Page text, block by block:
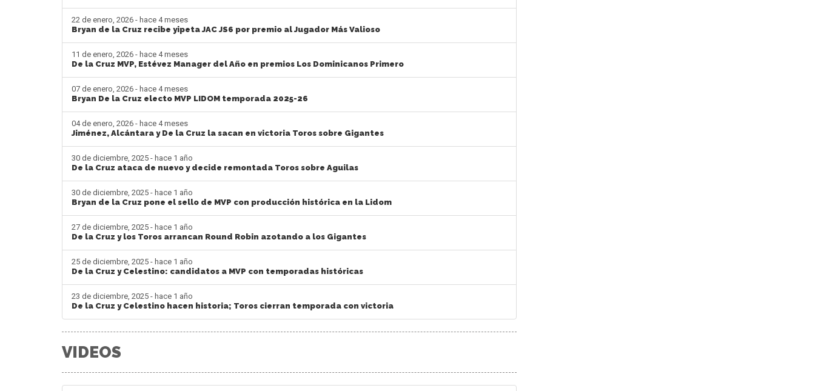
22 de enero, 2026 - hace 4 meses
Bryan de la Cruz recibe yipeta JAC JS6 por premio al Jugador Más Valioso
11 de enero, 2026 - hace 4 meses
De la Cruz MVP, Estévez Manager del Año en premios Los Dominicanos Primero
07 de enero, 2026 - hace 4 meses
Bryan De la Cruz electo MVP LIDOM temporada 2025-26
04 de enero, 2026 - hace 4 meses
Jiménez, Alcántara y De la Cruz la sacan en victoria Toros sobre Gigantes
30 de diciembre, 2025 - hace 1 año
De la Cruz ataca de nuevo y decide remontada Toros sobre Aguilas
30 de diciembre, 2025 - hace 1 año
Bryan de la Cruz pone el sello de MVP con producción histórica en la Lidom
27 de diciembre, 2025 - hace 1 año
De la Cruz y los Toros arrancan Round Robin azotando a los Gigantes
25 de diciembre, 2025 - hace 1 año
De la Cruz y Celestino: candidatos a MVP con temporadas históricas
23 de diciembre, 2025 - hace 1 año
De la Cruz y Celestino hacen historia; Toros cierran temporada con victoria
VIDEOS